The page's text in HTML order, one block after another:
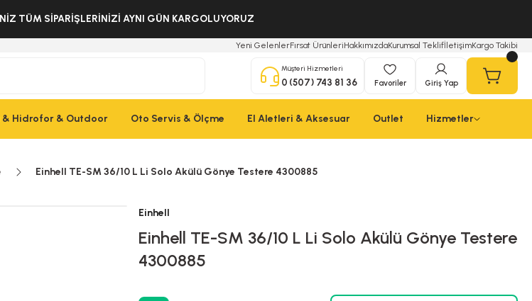
TÜM SİPARİŞLERİNİZİ AYNI GÜN KARGOLUYORUZ
Yeni GelenlerFırsat ÜrünleriHakkımızdaKurumsal TeklifİletişimKargo Takibi
Müşteri Hizmetleri
0 (507) 743 81 36 Favoriler Giriş Yap
& Hidrofor & Outdoor Oto Servis & Ölçme El Aletleri & Aksesuar Outlet Hizmetler
Einhell TE-SM 36/10 L Li Solo Akülü Gönye Testere 4300885
Einhell
Einhell TE-SM 36/10 L Li Solo Akülü Gönye Testere
4300885